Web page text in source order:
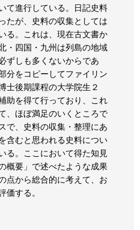
て進行している。日記史料
たが、史料の収集としては
る。これは、現在古文書か
・四国・九州は列島の地域
ずしも多くないからであ
をコピーしてファイリン
士後期課程の大学院生２
助を得て行っており、これ
、ほぼ満足のいくところで
、史料の収集・整理にあ
含むと思われる史料につい
る。ここにおいて得た知見
概要」で述べたような成果
点から総合的に考えて、お
価する。